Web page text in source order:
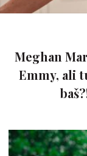
Meghan
Emmy, ali